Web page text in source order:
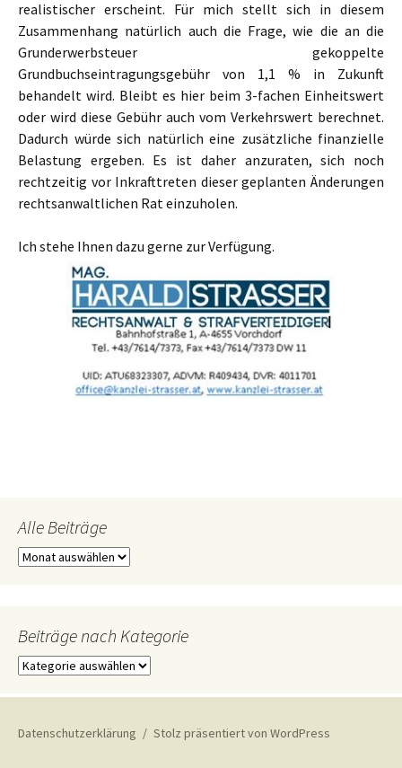
realistischer erscheint. Für mich stellt sich in diesem
Zusammenhang natürlich auch die Frage, wie die an die
Grunderwerbsteuer gekoppelte
Grundbuchseintragungsgebühr von 1,1 % in Zukunft
behandelt wird. Bleibt es hier beim 3-fachen Einheitswert
oder wird diese Gebühr auch vom Verkehrswert berechnet.
Dadurch würde sich natürlich eine zusätzliche finanzielle
Belastung ergeben. Es ist daher anzuraten, sich noch
rechtzeitig vor Inkrafttreten dieser geplanten Änderungen
rechtsanwaltlichen Rat einzuholen.
Ich stehe Ihnen dazu gerne zur Verfügung.
Alle Beiträge
Alle
Beiträge nach Kategorie
Beiträge
Kategorie
Datenschutzerklärung
Stolz präsentiert von WordPress